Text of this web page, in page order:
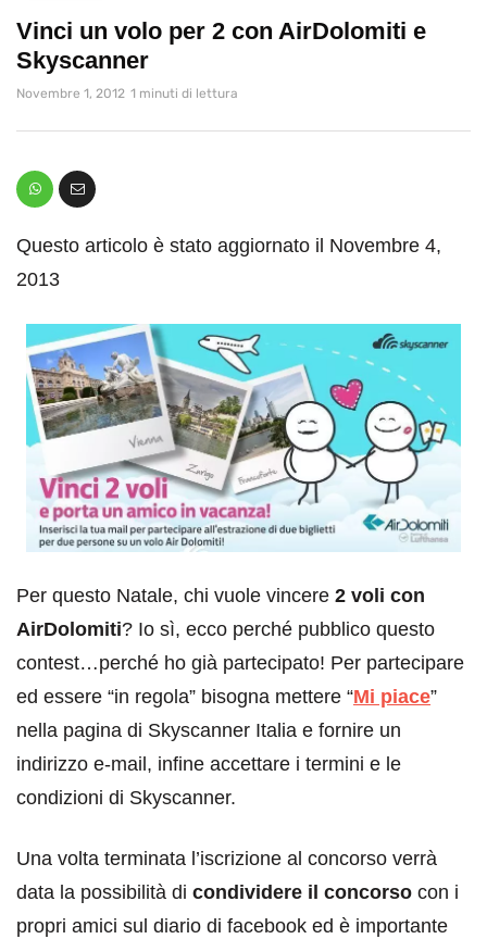
Vinci un volo per 2 con AirDolomiti e
Skyscanner
Novembre 1, 2012 1 minuti di lettura
Questo articolo è stato aggiornato il Novembre 4,
2013
Per questo Natale, chi vuole vincere 2 voli con
AirDolomiti? Io sì, ecco perché pubblico questo
contest…perché ho già partecipato! Per partecipare
ed essere “in regola” bisogna mettere “Mi piace”
nella pagina di Skyscanner Italia e fornire un
indirizzo e-mail, infine accettare i termini e le
condizioni di Skyscanner.
Una volta terminata l’iscrizione al concorso verrà
data la possibilità di condividere il concorso con i
propri amici sul diario di facebook ed è importante